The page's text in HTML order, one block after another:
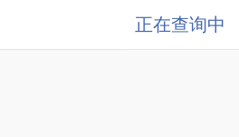
正在查询中